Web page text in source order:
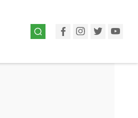
Facebook
Instagram
Twitter